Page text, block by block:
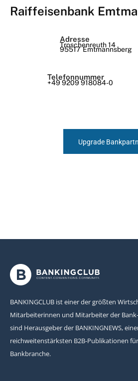
Raiffeisenbank
Adresse
Troschenreuth 14
95517 Emtmannsberg
Telefonnummer
+49 9209 918084-0
Upgrade
BANKINGCLUB ist einer der größten
Mitarbeiterinnen und Mitarbeiter der
sind Herausgeber der BANKINGNEWS,
reichweitenstärksten B2B-Publikationen
Bankbranche.